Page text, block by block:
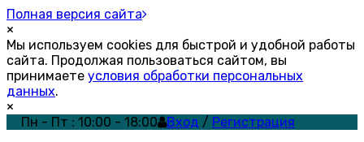
Полная версия сайта
×
Мы используем cookies для быстрой и удобной работы
сайта. Продолжая пользоваться сайтом, вы
принимаете условия обработки персональных
данных.
×
Пн - Пт : 10:00 - 18:00
Вход / Регистрация